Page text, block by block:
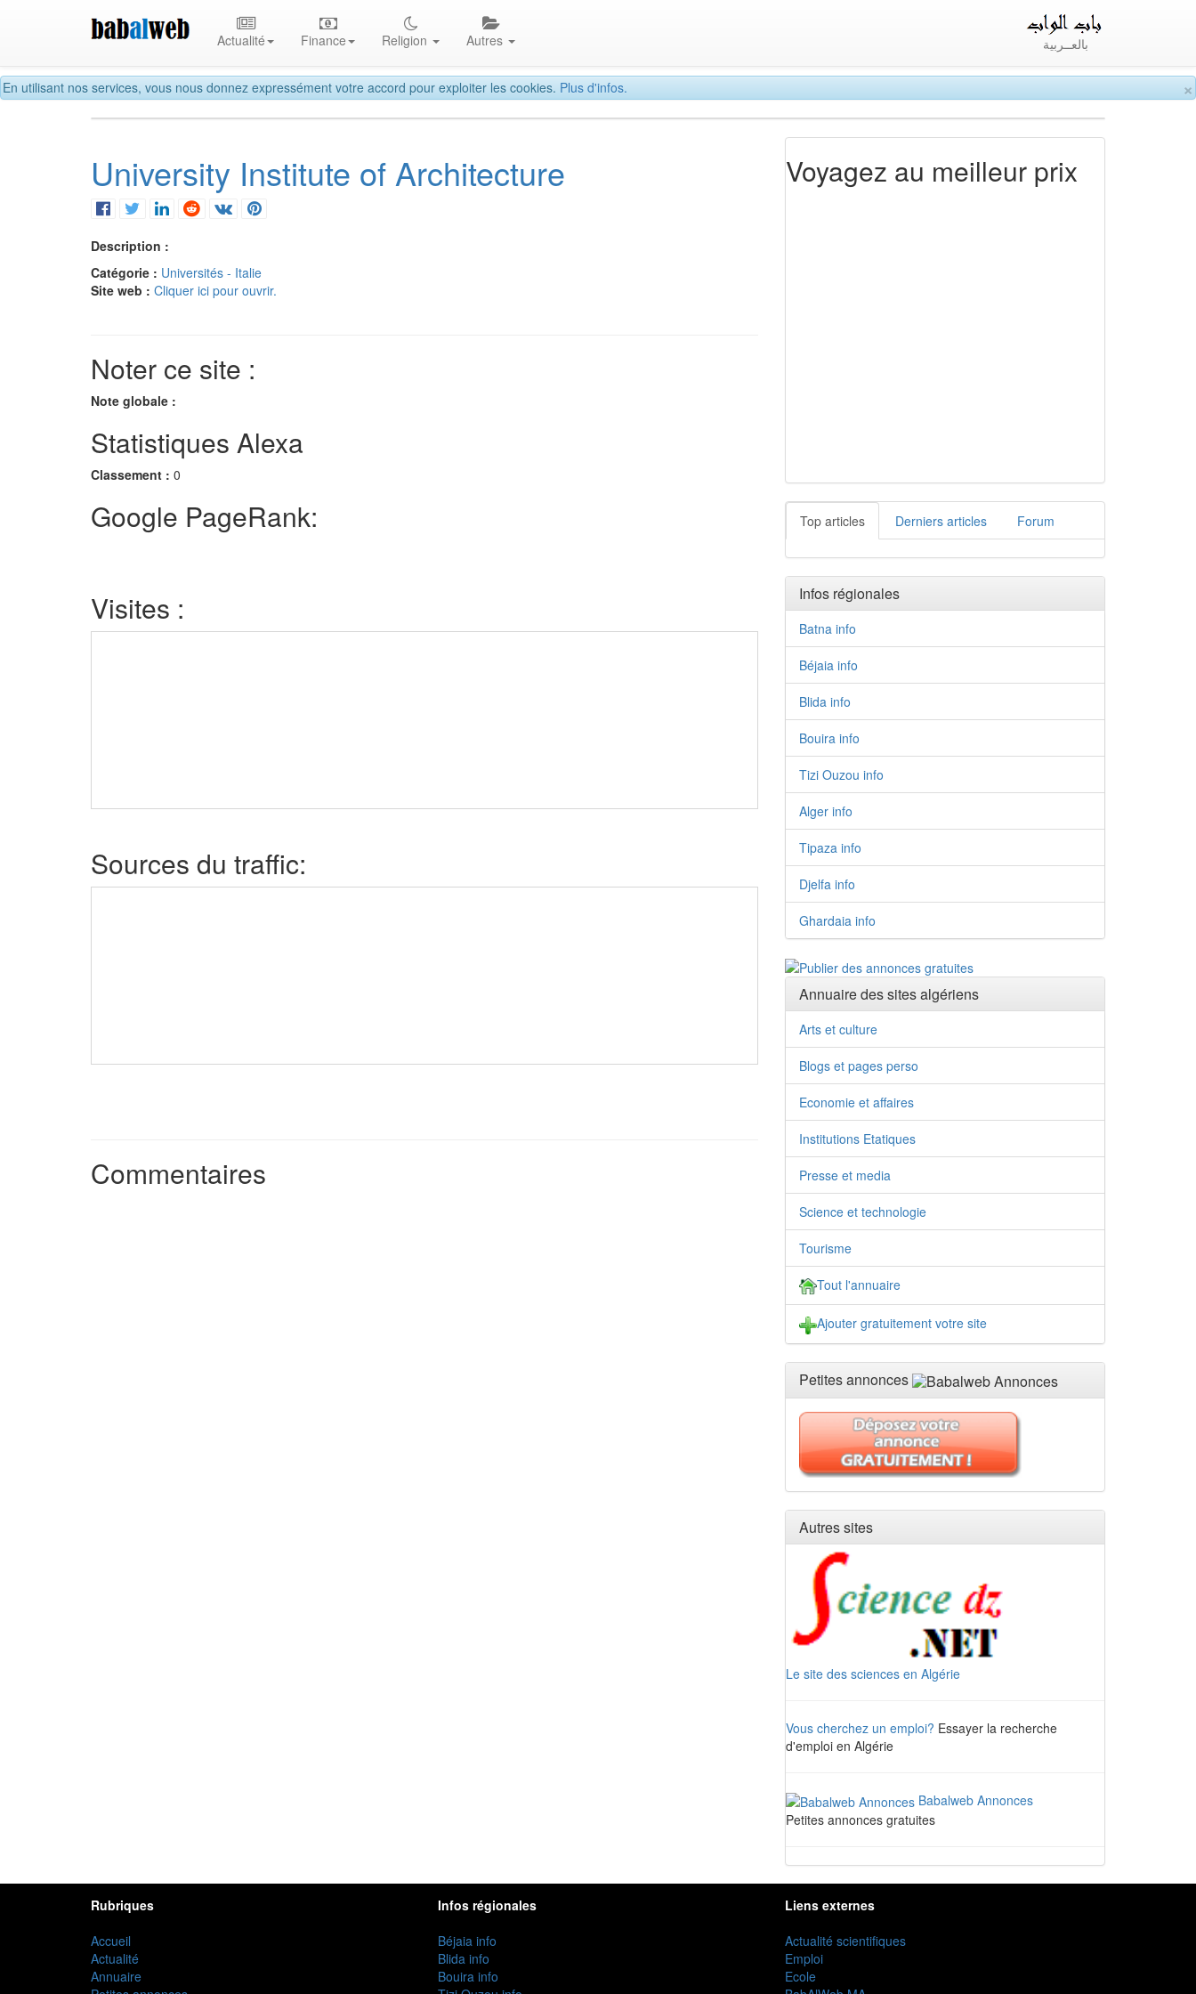
×
En utilisant nos services, vous nous donnez expressément votre accord pour exploiter les cookies. Plus d'infos.
Actualité Finance Religion Autres بالعــربية
University Institute of Architecture
Description :
Catégorie : Universités - Italie
Site web : Cliquer ici pour ouvrir.
Noter ce site :
Note globale :
Statistiques Alexa
Classement : 0
Google PageRank:
Visites :
Sources du traffic:
Commentaires
Voyagez au meilleur prix
Top articles Derniers articles Forum
Infos régionales
Batna info
Béjaia info
Blida info
Bouira info
Tizi Ouzou info
Alger info
Tipaza info
Djelfa info
Ghardaia info
Annuaire des sites algériens
Arts et culture
Blogs et pages perso
Economie et affaires
Institutions Etatiques
Presse et media
Science et technologie
Tourisme
Tout l'annuaire
Ajouter gratuitement votre site
Petites annonces
Autres sites
Le site des sciences en Algérie
Vous cherchez un emploi? Essayer la recherche
d'emploi en Algérie
Babalweb Annonces
Petites annonces gratuites
Rubriques
Accueil
Actualité
Annuaire
Infos régionales
Béjaia info
Blida info
Bouira info
Liens externes
Actualité scientifiques
Emploi
Ecole